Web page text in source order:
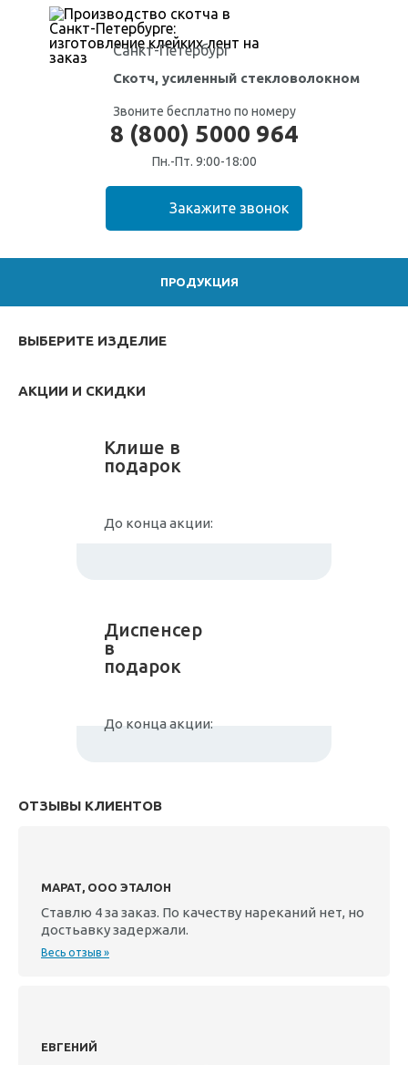
Санкт-Петербург
Скотч, усиленный стекловолокном
Звоните бесплатно по номеру
8 (800) 5000 964
Пн.-Пт. 9:00-18:00
ПРОДУКЦИЯ
ВЫБЕРИТЕ ИЗДЕЛИЕ
АКЦИИ И СКИДКИ
Клише в
подарок
До конца акции:
Диспенсер
в
подарок
До конца акции:
ОТЗЫВЫ КЛИЕНТОВ
МАРАТ, ООО ЭТАЛОН
Ставлю 4 за заказ. По качеству нареканий нет, но
достьавку задержали.
Весь отзыв »
ЕВГЕНИЙ